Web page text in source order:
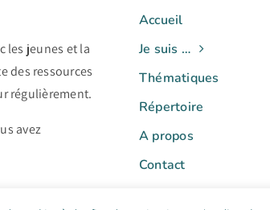
les jeunes et la
des ressources
régulièrement.
avez
Accueil
Je suis …
Thématiques
Répertoire
A propos
Contact